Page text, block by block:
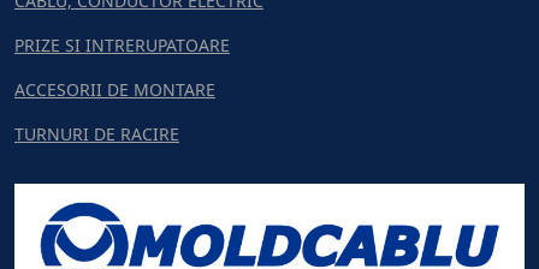
PRIZE SI INTRERUPATOARE
ACCESORII DE MONTARE
TURNURI DE RACIRE